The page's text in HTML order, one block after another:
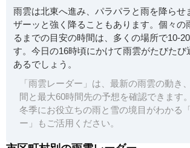
雨雲は北東へ進み、パラパラと雨を降らせ
ザーッと強く降ることもあります。個々の
るまでの目安の時間は、多くの場所で10-
す。今日の16時頃にかけて雨雲がたびたび
あるでしょう。
「雨雲レーダー」は、最新の雨雲の動き
間と最大60時間先の予想を確認できます。
冬季にお役立ちの雨と雪の境目がわかる
ー」もご活用ください。